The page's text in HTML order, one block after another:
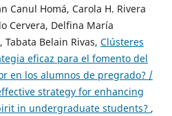
Canul Homá, Carola H. Rivera
Cervera, Delfina María
Belain Rivas, Clústeres
eficaz para el fomento del
en los alumnos de pregrado? /
strategy for enhancing
in undergraduate students? ,